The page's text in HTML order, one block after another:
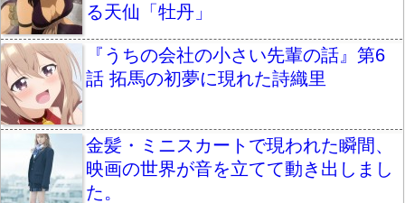
る天仙「牡丹」
『うちの会社の小さい先輩の話』第6
話 拓馬の初夢に現れた詩織里
金髪・ミニスカートで現われた瞬間、
映画の世界が音を立てて動き出しまし
た。